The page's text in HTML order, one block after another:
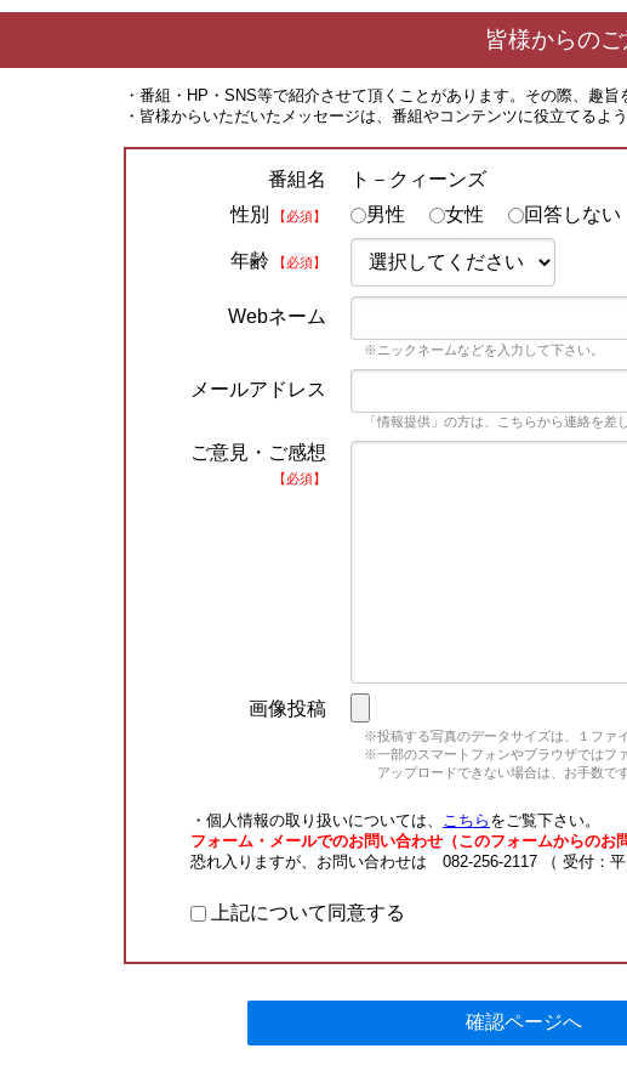
皆様からの
・番組・HP・SNS等で紹介させて頂くことがあります。その際、趣
・皆様からいただいたメッセージは、番組やコンテンツに役立てる
番組名
ト－クィーンズ
性別
【必須】 男性 女性 回答しない
年齢 【必須】
Webネーム
※ニックネームなどを入力して下さい。
メールアドレス
「情報提供」の方は、こちらから連絡を
ご意見・ご感想
【必須】
画像投稿
※投稿する写真のデータサイズは、１ファ
※一部のスマートフォンやブラウザではフ
アップロードできない場合は、お手数で
・個人情報の取り扱いについては、 こちら をご覧下さい。
フォーム・メールでのお問い合わせ（このフォームからのお
恐れ入りますが、お問い合わせは 082-256-2117 （ 受付：
上記について同意する
確認ページへ